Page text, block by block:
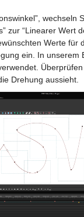
wechseln
zur “Linearer Wert
Werte für
ein. In unserem
Drehung aussieht.